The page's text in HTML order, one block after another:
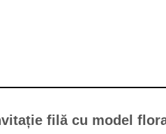
filă cu model